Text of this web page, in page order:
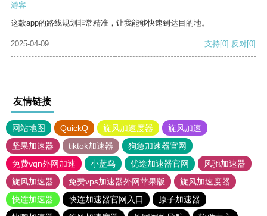
游客
这款app的路线规划非常精准，让我能够快速到达目的地。
2025-04-09 支持[0] 反对[0]
友情链接
网站地图 QuickQ 旋风加速度器
旋风加速
坚果加速器
tiktok加速器
狗急加速器官网
免费vqn外网加速
小蓝鸟 优途加速器官网
风驰加速器
旋风加速器
免费vps加速器外网苹果版
旋风加速度器
快连加速器
快连加速器官网入口
原子加速器